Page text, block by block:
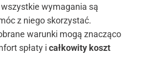
wymagania są
z niego skorzystać.
warunki mogą znacząco
spłaty i całkowity koszt